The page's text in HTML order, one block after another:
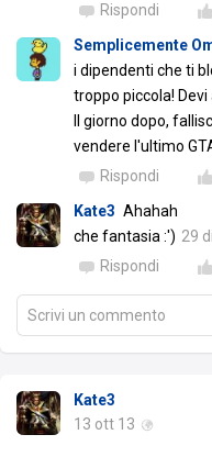
Rispondi
Semplicemente
i dipendenti che ti
troppo piccola! Devi
Il giorno dopo,
vendere l'ultimo
Rispondi
Kate3 Ahahah
che fantasia :') 29
Rispondi
Scrivi un commento
Kate3
13 ott 13